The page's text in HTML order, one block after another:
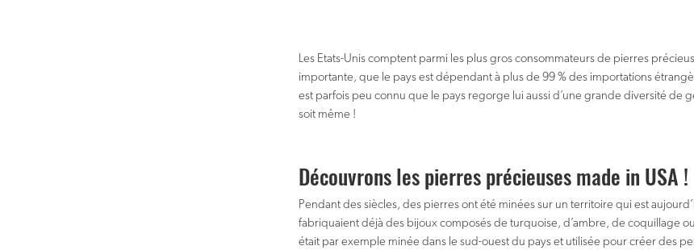
Les Etats-Unis comptent parmi les plus gros consommateurs de pierres
importante, que le pays est dépendant à plus de 99 % des importations
est parfois peu connu que le pays regorge lui aussi d’une grande diversité de
soit même !
Découvrons les pierres précieuses made in USA !
Pendant des siècles, des pierres ont été minées sur un territoire qui est
fabriquaient déjà des bijoux composés de turquoise, d’ambre, de coquillage
était par exemple minée dans le sud-ouest du pays et utilisée pour créer des